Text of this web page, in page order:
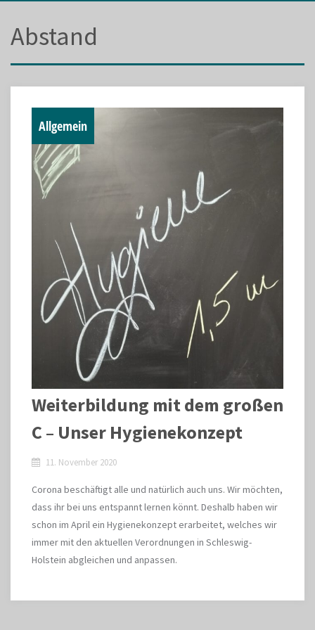
Abstand
Allgemein
Weiterbildung mit dem großen
C – Unser Hygienekonzept
11. November 2020
Corona beschäftigt alle und natürlich auch uns. Wir möchten,
dass ihr bei uns entspannt lernen könnt. Deshalb haben wir
schon im April ein Hygienekonzept erarbeitet, welches wir
immer mit den aktuellen Verordnungen in Schleswig-
Holstein abgleichen und anpassen.